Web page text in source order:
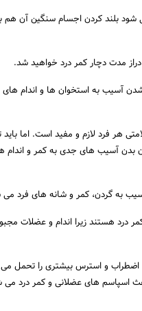
شود بلند کردن اجسام سنگین آن هم
مدت دچار کمر درد خواهید شد.
آسیب به استخوان ها و اندام
هر فرد لازم و مفید است. اما باید
بدن آسیب های جدی به کمر و اندام
به گردن، کمر و شانه های فرد می
درد هستند زیرا اندام و عضلات
و استرس بیشتری را تحمل می
اسپاسم های عضلانی و کمر درد می